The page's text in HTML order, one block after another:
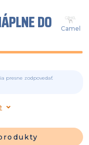
DO Camel
presne zodpovedať